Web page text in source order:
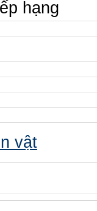
hạng
vật